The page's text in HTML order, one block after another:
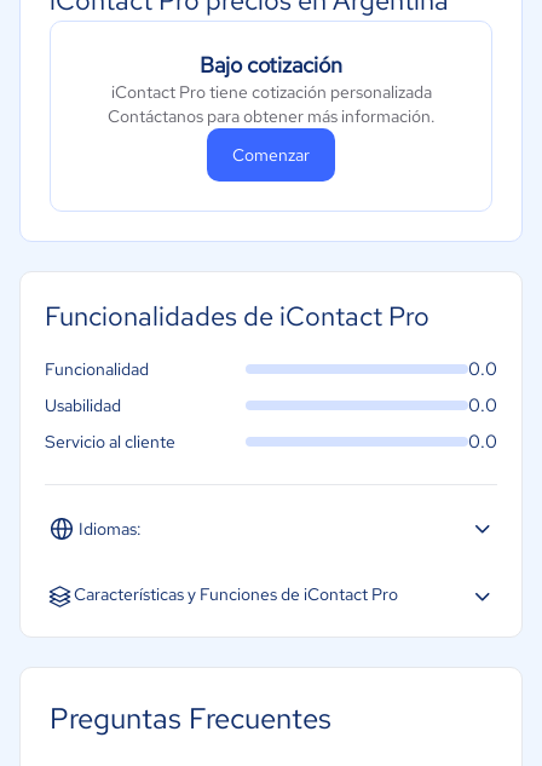
Bajo cotización
iContact Pro tiene cotización personalizada
Contáctanos para obtener más información.
Comenzar
Funcionalidades de iContact Pro
Idiomas:
Inglés
Funcionalidad 0.0
Usabilidad 0.0
Servicio al cliente 0.0
Características y Funciones de iContact Pro
Preguntas Frecuentes